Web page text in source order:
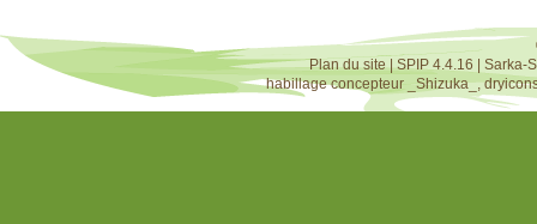
Plan du site|SPIP 4.4.16
Sarka-
habillage concepteur
_Shizuka_,